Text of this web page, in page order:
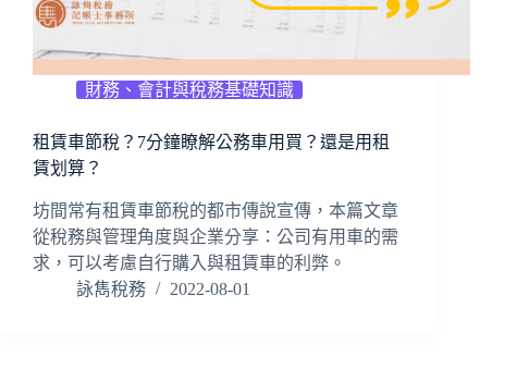
財務、會計與稅務基礎知識
租賃車節稅？7分鐘瞭解公務車用買？還是用租
賃划算？
坊間常有租賃車節稅的都市傳說宣傳，本篇文章
從稅務與管理角度與企業分享：公司有用車的需
求，可以考慮自行購入與租賃車的利弊。
詠雋稅務
2022-08-01